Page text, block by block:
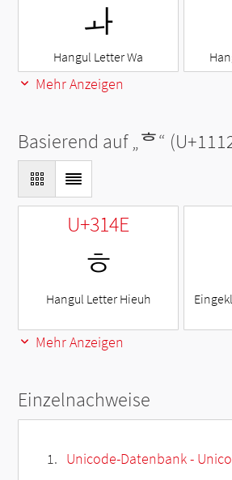
ㅘ
Hangul Letter Wa
Mehr Anzeigen
Basierend auf „ᄒ“
U+314E
ㅎ
Hangul Letter Hieuh
Mehr Anzeigen
Einzelnachweise
Unicode-Datenbank -